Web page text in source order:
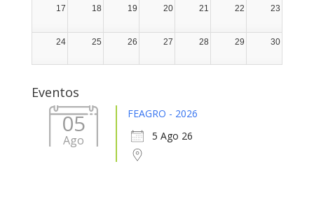
17 18 19 20 21 22 23
24 25 26 27 28 29 30
Eventos
05
Ago
FEAGRO - 2026
5 Ago 26